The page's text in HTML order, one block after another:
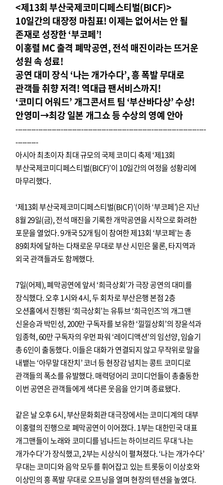
<제13회 부산국제코미디페스티벌(BICF)>
10일간의 대장정 마침표! 이제는 없어서는 안 될
존재로 성장한 ‘부코페’!
이홍렬 MC 출격 폐막공연, 전석 매진이라는 뜨거운
성원 속 성료!
공연 대미 장식 ‘나는 개가수다’, 흥 폭발 무대로
관객들 취향 저격! 역대급 팬서비스까지!
‘코미디 어워드’ 개그콘서트 팀 ‘부산바다상’ 수상!
안영미→최강 일본 개그쇼 등 수상의 영예 안아
------------------------------------------------------------------------------------
----------
아시아 최초이자 최대 규모의 국제 코미디 축제 ‘제13회
부산국제코미디페스티벌(BICF)’이 10일간의 여정을 성황리에
마무리했다.
‘제13회 부산국제코미디페스티벌(BICF)’(이하 ‘부코페’)은 지난
8월 29일(금), 전석 매진을 기록한 개막공연을 시작으로 화려한
포문을 열었다. 9개국 52개 팀이 참여한 제13회 ‘부코페’는 총
89회차에 달하는 다채로운 무대로 부산 시민은 물론, 타지역과
외국 관객들과도 함께했다.
7일(어제), 폐막공연에 앞서 ‘희극상회’가 극장 공연의 대미를
장식했다. 오후 1시와 4시, 두 회차로 부산은행 본점 2층
오션홀에서 진행된 ‘희극상회’는 유튜브 ‘희극인즈’의 개그맨
신윤승과 박민성, 200만 구독자를 보유한 ‘낄낄상회’의 장윤석과
임종혁, 60만 구독자의 우먼 파워 ‘레이디액션’의 임선양, 임슬기
총 6인이 출동했다. 이들은 대화가 연결되지 않고 무작위로 말을
내뱉는 ‘아무말 대잔치’ 코너 등 현장감 넘치는 콩트 코미디로
관객들의 폭소를 유발했다. 매력덩어리 코미디언들이 총출동한
이번 공연은 관객들에게 색다른 웃음을 안기며 종료됐다.
같은 날 오후 6시, 부산문화회관 대극장에서는 코미디계의 대부
이홍렬의 진행으로 폐막공연이 이어졌다. 1부는 대한민국 대표
개그맨들이 노래와 코미디를 넘나드는 하이브리드 무대 ‘나는
개가수다’가 장식했고, 2부는 시상식이 펼쳐졌다. ‘나는 개가수다’
무대는 코미디와 음악 모두를 휘어잡고 있는 트롯둥이 이상호와
이상민의 흥 폭발 무대로 오프닝을 열며 현장의 텐션을 높였다.